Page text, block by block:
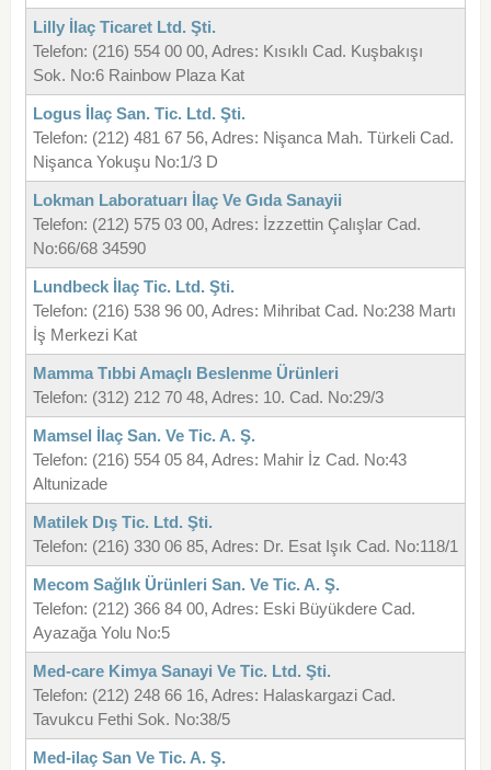
Lilly İlaç Ticaret Ltd. Şti.
Telefon: (216) 554 00 00, Adres: Kısıklı Cad. Kuşbakışı
Sok. No:6 Rainbow Plaza Kat
Logus İlaç San. Tic. Ltd. Şti.
Telefon: (212) 481 67 56, Adres: Nişanca Mah. Türkeli Cad.
Nişanca Yokuşu No:1/3 D
Lokman Laboratuarı İlaç Ve Gıda Sanayii
Telefon: (212) 575 03 00, Adres: İzzzettin Çalışlar Cad.
No:66/68 34590
Lundbeck İlaç Tic. Ltd. Şti.
Telefon: (216) 538 96 00, Adres: Mihribat Cad. No:238 Martı
İş Merkezi Kat
Mamma Tıbbi Amaçlı Beslenme Ürünleri
Telefon: (312) 212 70 48, Adres: 10. Cad. No:29/3
Mamsel İlaç San. Ve Tic. A. Ş.
Telefon: (216) 554 05 84, Adres: Mahir İz Cad. No:43
Altunizade
Matilek Dış Tic. Ltd. Şti.
Telefon: (216) 330 06 85, Adres: Dr. Esat Işık Cad. No:118/1
Mecom Sağlık Ürünleri San. Ve Tic. A. Ş.
Telefon: (212) 366 84 00, Adres: Eski Büyükdere Cad.
Ayazağa Yolu No:5
Med-care Kimya Sanayi Ve Tic. Ltd. Şti.
Telefon: (212) 248 66 16, Adres: Halaskargazi Cad.
Tavukcu Fethi Sok. No:38/5
Med-ilaç San Ve Tic. A. Ş.